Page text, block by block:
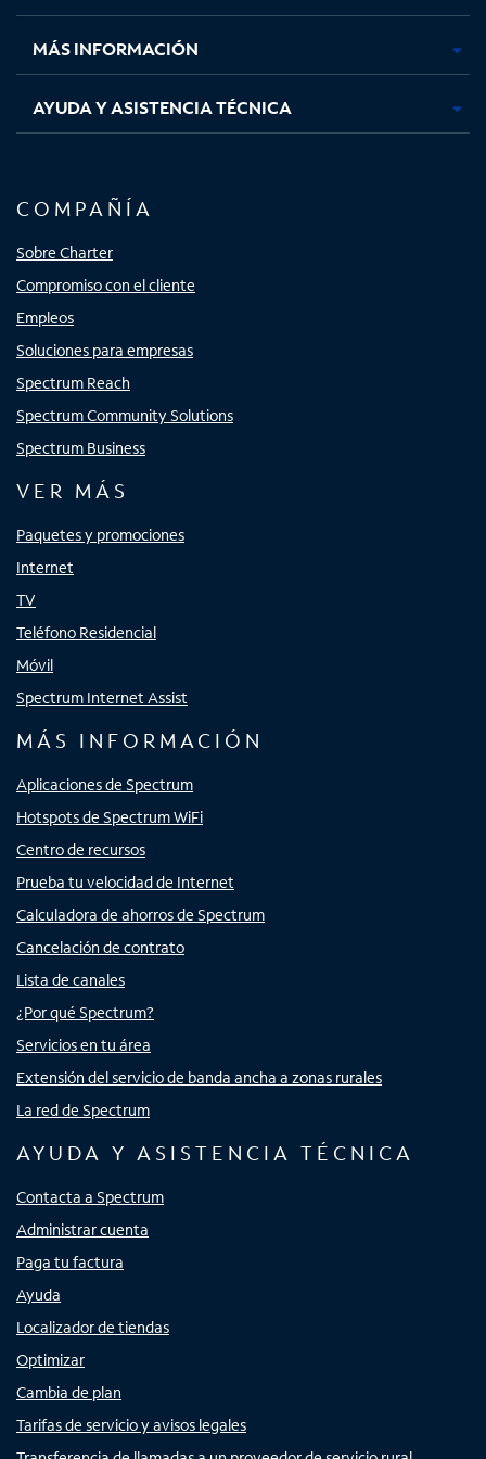
nuevanuevanuevanueva
MÁS INFORMACIÓN
AYUDA Y ASISTENCIA TÉCNICA
COMPAÑÍA
Sobre Charter
Compromiso con el cliente
Empleos
Soluciones para empresas
Spectrum Reach
Spectrum Community Solutions
Spectrum Business
VER MÁS
Paquetes y promociones
Internet
TV
Teléfono Residencial
Móvil
Spectrum Internet Assist
MÁS INFORMACIÓN
Aplicaciones de Spectrum
Hotspots de Spectrum WiFi
Centro de recursos
Prueba tu velocidad de Internet
Calculadora de ahorros de Spectrum
Cancelación de contrato
Lista de canales
¿Por qué Spectrum?
Servicios en tu área
Extensión del servicio de banda ancha a zonas rurales
La red de Spectrum
AYUDA Y ASISTENCIA TÉCNICA
Contacta a Spectrum
Administrar cuenta
Paga tu factura
Ayuda
Localizador de tiendas
Optimizar
Cambia de plan
Tarifas de servicio y avisos legales